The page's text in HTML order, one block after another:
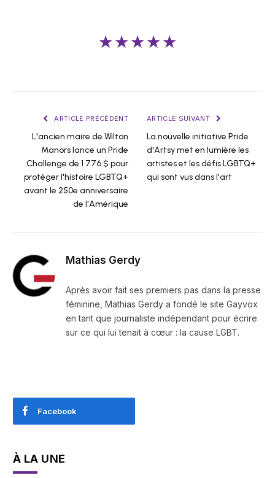
★★★★★
ARTICLE PRÉCÉDENT
L'ancien maire de Wilton
Manors lance un Pride
Challenge de 1 776 $ pour
protéger l'histoire LGBTQ+
avant le 250e anniversaire
de l'Amérique
ARTICLE SUIVANT
La nouvelle initiative Pride
d'Artsy met en lumière les
artistes et les défis LGBTQ+
qui sont vus dans l'art
Mathias Gerdy
Après avoir fait ses premiers pas dans la presse
féminine, Mathias Gerdy a fondé le site Gayvox
en tant que journaliste indépendant pour écrire
sur ce qui lui tenait à cœur : la cause LGBT.
Facebook
À LA UNE